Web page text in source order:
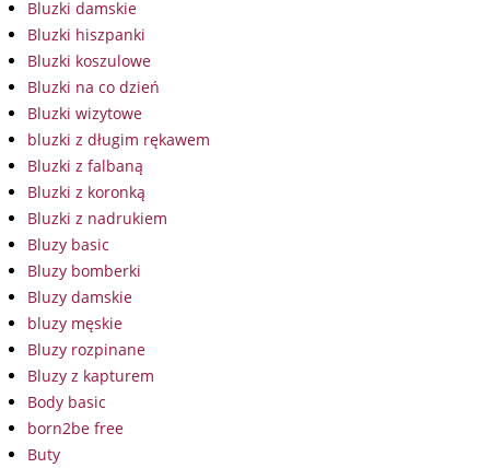
Bluzki damskie
Bluzki hiszpanki
Bluzki koszulowe
Bluzki na co dzień
Bluzki wizytowe
bluzki z długim rękawem
Bluzki z falbaną
Bluzki z koronką
Bluzki z nadrukiem
Bluzy basic
Bluzy bomberki
Bluzy damskie
bluzy męskie
Bluzy rozpinane
Bluzy z kapturem
Body basic
born2be free
Buty